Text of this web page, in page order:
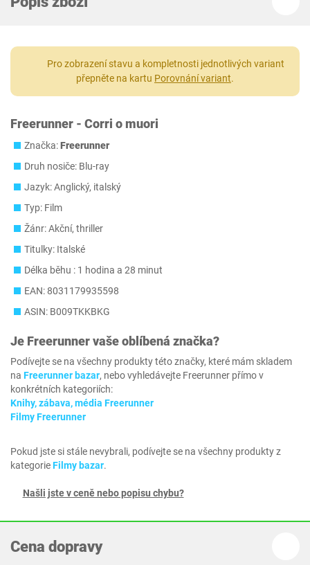
Pro zobrazení stavu a kompletnosti jednotlivých variant
přepněte na kartu Porovnání variant.
Freerunner - Corri o muori
Značka:Freerunner
Druh nosiče: Blu-ray
Jazyk: Anglický, italský
Typ: Film
Žánr: Akční, thriller
Titulky: Italské
Délka běhu : 1 hodina a 28 minut
EAN: 8031179935598
ASIN: B009TKKBKG
Je Freerunnervaše oblíbená značka?
Podívejte se na všechny produkty této značky, které mám skladem
na Freerunner bazar, nebo vyhledávejte Freerunner přímo v
konkrétních kategoriích:
Knihy, zábava, média Freerunner
Filmy Freerunner
Pokud jste si stále nevybrali, podívejte se na všechny produkty z
kategorieFilmy bazar.
Našli jste v ceně nebo popisu chybu?
Cena dopravy